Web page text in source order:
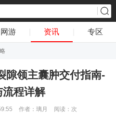
网游 资讯 专区
隙领主囊肿交付指南-
流程详解
作者：璃月 阅读： 次